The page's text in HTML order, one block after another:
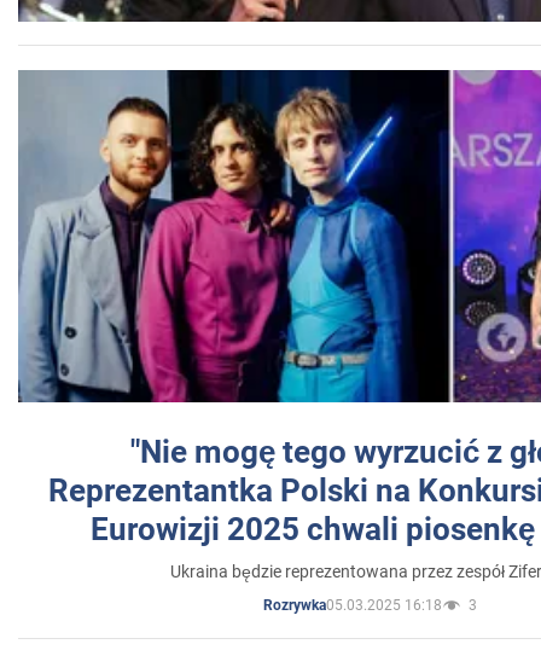
"Nie mogę tego wyrzucić z
Reprezentantka Polski na
Eurowizji 2025 chwali
Ukraina będzie reprezentowana przez zespół
Rozrywka05.03.2025 16:18 3